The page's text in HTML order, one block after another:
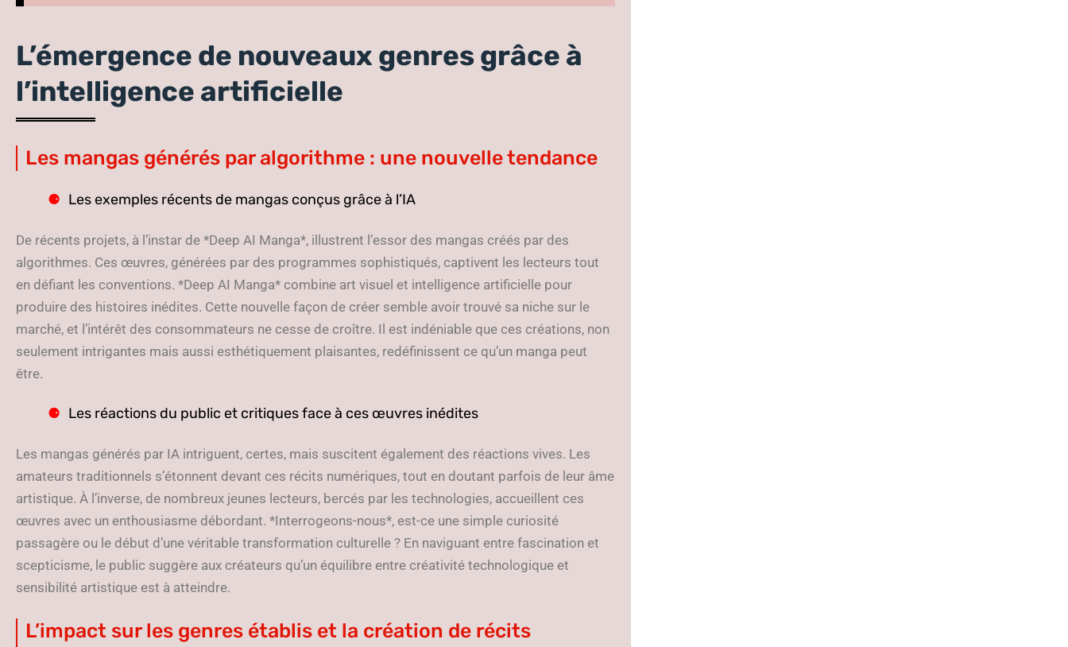
L’émergence de nouveaux genres grâce à
l’intelligence artificielle
Les mangas générés par algorithme : une nouvelle tendance
Les exemples récents de mangas conçus grâce à l’IA
De récents projets, à l’instar de *Deep AI Manga*, illustrent l’essor des mangas créés par des
algorithmes. Ces œuvres, générées par des programmes sophistiqués, captivent les lecteurs tout
en défiant les conventions. *Deep AI Manga* combine art visuel et intelligence artificielle pour
produire des histoires inédites. Cette nouvelle façon de créer semble avoir trouvé sa niche sur le
marché, et l’intérêt des consommateurs ne cesse de croître. Il est indéniable que ces créations, non
seulement intrigantes mais aussi esthétiquement plaisantes, redéfinissent ce qu’un manga peut
être.
Les réactions du public et critiques face à ces œuvres inédites
Les mangas générés par IA intriguent, certes, mais suscitent également des réactions vives. Les
amateurs traditionnels s’étonnent devant ces récits numériques, tout en doutant parfois de leur âme
artistique. À l’inverse, de nombreux jeunes lecteurs, bercés par les technologies, accueillent ces
œuvres avec un enthousiasme débordant. *Interrogeons-nous*, est-ce une simple curiosité
passagère ou le début d’une véritable transformation culturelle ? En naviguant entre fascination et
scepticisme, le public suggère aux créateurs qu’un équilibre entre créativité technologique et
sensibilité artistique est à atteindre.
L’impact sur les genres établis et la création de récits